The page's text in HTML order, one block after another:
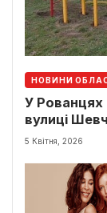
НОВИНИ
У Рованцях
вулиці
5 Квітня, 2026